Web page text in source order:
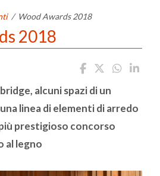
/ Wood Awards 2018
2018
alcuni spazi di un
linea di elementi di arredo
prestigioso concorso
al legno